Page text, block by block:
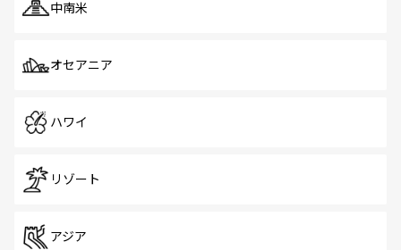
中南米
オセアニア
ハワイ
リゾート
アジア